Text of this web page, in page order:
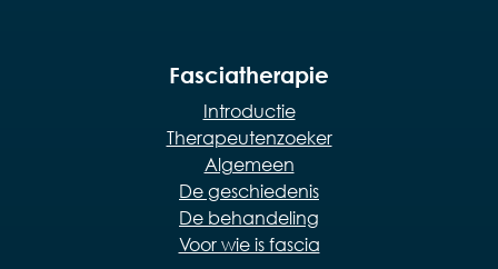
Fasciatherapie
Introductie
Therapeutenzoeker
Algemeen
De geschiedenis
De behandeling
Voor wie is fascia